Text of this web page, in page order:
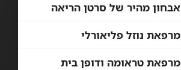
אבחון מהיר של סרטן הריאה
מרפאת נוזל פליאורלי
מרפאת טראומה ודופן בית